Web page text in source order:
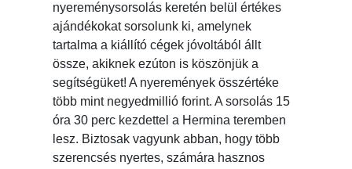
nyereménysorsolás keretén belül értékes
ajándékokat sorsolunk ki, amelynek
tartalma a kiállító cégek jóvoltából állt
össze, akiknek ezúton is köszönjük a
segítségüket! A nyeremények összértéke
több mint negyedmillió forint. A sorsolás 15
óra 30 perc kezdettel a Hermina teremben
lesz. Biztosak vagyunk abban, hogy több
szerencsés nyertes, számára hasznos